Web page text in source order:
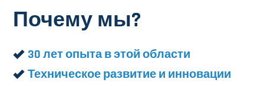
Почему мы?
30 лет опыта в этой области
Техническое развитие и инновации